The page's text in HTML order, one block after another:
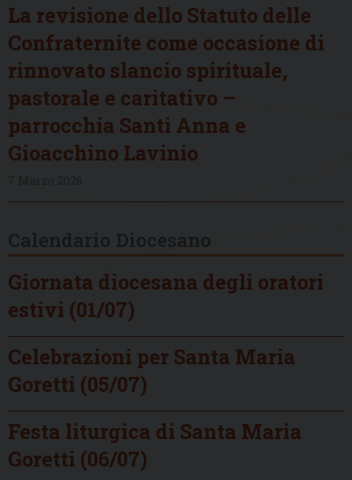
La revisione dello Statuto delle
Confraternite come occasione di
rinnovato slancio spirituale,
pastorale e caritativo –
parrocchia Santi Anna e
Gioacchino Lavinio
Giornata diocesana degli oratori
estivi (01/07)
Celebrazioni per Santa Maria
Goretti (05/07)
Festa liturgica di Santa Maria
Goretti (06/07)